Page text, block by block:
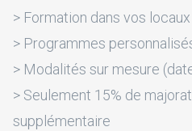
> Formation dans vos
> Programmes
> Modalités sur mesure
> Seulement 15% de
supplémentaire